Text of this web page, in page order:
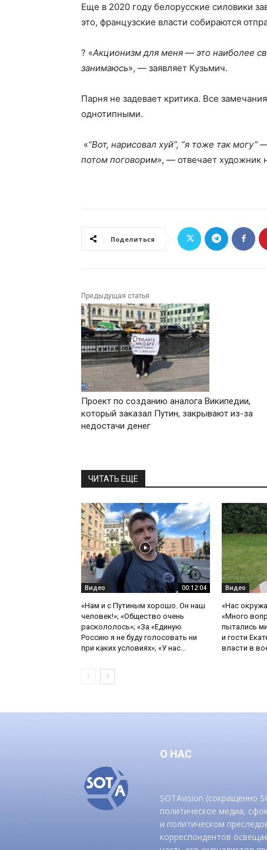
Еще в 2020 году белорусские силовики
это, французские власти собираются
? «Акционизм для меня — это наиболее
занимаюсь», — заявляет Кузьмич.
Парня не задевает критика. Все
однотипными.
«“Вот, нарисовал хуй”, “я тоже так
потом поговорим», — отвечает художник
Поделиться
Предыдущая статья
Проект по созданию аналога Википедии,
который заказал Путин, закрывают из-за
недостачи денег
ЧИТАТЬ ЕЩЕ
Видео 00:12:04
«Нам и с Путиным хорошо. Он наш
человек!»; «Общество очень
раскололось»; «За «Единую
Россию я не буду голосовать ни
при каких условиях»; «У нас...
Видео
«Нас
«Много
пытались
и гости
власти в
О НАС
SOTAvision (сокращенно
политическое медиа,
и политическом
корреспондентов